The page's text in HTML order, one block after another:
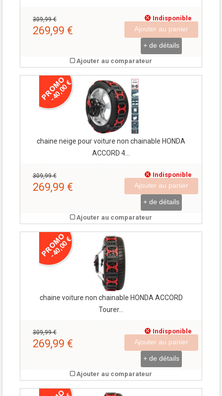
Indisponible
309,99 €
269,99 € Ajouter au panier
+ de détails
Ajouter au comparateur
-40,00 €
chaine neige pour voiture non chainable HONDA
ACCORD 4...
Indisponible
309,99 €
269,99 € Ajouter au panier
+ de détails
Ajouter au comparateur
-40,00 €
chaine voiture non chainable HONDA ACCORD
Tourer...
Indisponible
309,99 €
269,99 € Ajouter au panier
+ de détails
Ajouter au comparateur